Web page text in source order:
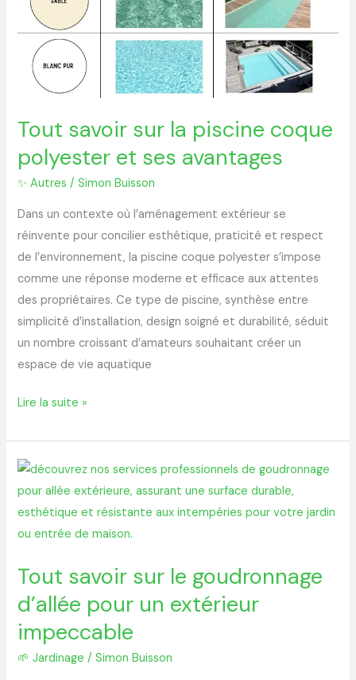
Tout savoir sur la piscine coque
polyester et ses avantages
✨ Autres /Simon Buisson
Dans un contexte où l’aménagement extérieur se
réinvente pour concilier esthétique, praticité et respect
de l’environnement, la piscine coque polyester s’impose
comme une réponse moderne et efficace aux attentes
des propriétaires. Ce type de piscine, synthèse entre
simplicité d’installation, design soigné et durabilité, séduit
un nombre croissant d’amateurs souhaitant créer un
espace de vie aquatique
Lire la suite »
Tout savoir sur le goudronnage
d’allée pour un extérieur
impeccable
🌱 Jardinage /Simon Buisson
Tout
savoir
sur
le
d’allée
pour
extérieur
impeccable